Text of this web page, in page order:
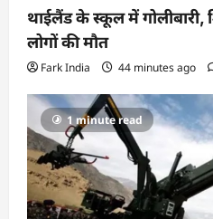
थाईलैंड के स्कूल में
लोगों की मौत
Fark India 44 minutes ago
1 minute read